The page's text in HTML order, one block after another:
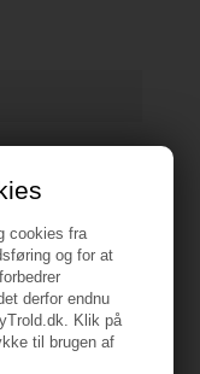
cookies fra
og for at
derfor endnu
Klik på
til brugen af